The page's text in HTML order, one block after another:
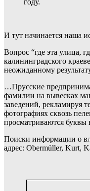
И тут начинается наша
Вопрос “где эта улица,
калининградского
неожиданному
…Прусские
фамилии на вывесках
заведений, рекламируя
фотографиях сквозь
просматриваются буквы
Поиски информации о
адрес: Obermüller, Kurt,